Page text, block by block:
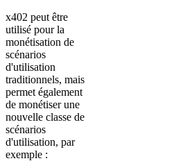
x402 peut être
utilisé pour la
monétisation de
scénarios
d'utilisation
traditionnels, mais
permet également
de monétiser une
nouvelle classe de
scénarios
d'utilisation, par
exemple :